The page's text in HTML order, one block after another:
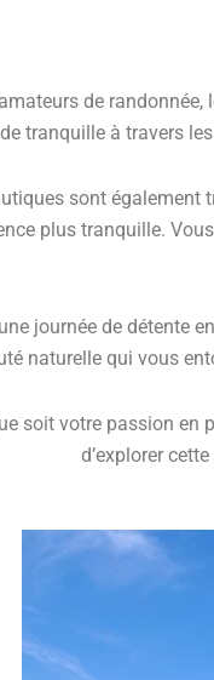
de
tranquille à travers
sont également
plus tranquille.
journée de détente
naturelle qui vous
soit votre passion en
d’explorer